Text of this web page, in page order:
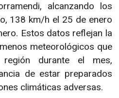
alcanzando los
138 km/h el 25 de enero
Estos datos reflejan la
meteorológicos que
durante el mes,
de estar preparados
climáticas adversas.